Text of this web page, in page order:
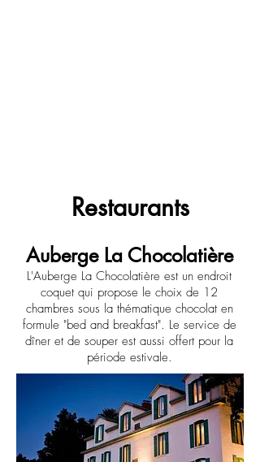
Restaurants
Auberge La Chocolatière
L'Auberge La Chocolatière est un endroit
coquet qui propose le choix de 12
chambres sous la thématique chocolat en
formule "bed and breakfast". Le service de
dîner et de souper est aussi offert pour la
période estivale.